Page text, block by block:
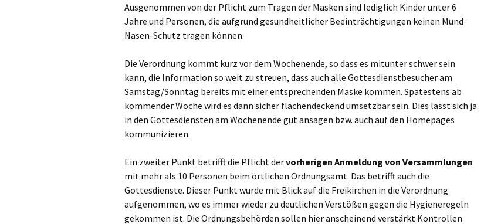
Links Hedwigsforum (ext. Link)
Ev. Kirche Griesheim (ext.
Link)
St. Gallus (ext. Link)
Haus am Dom (ext. Link)
Dompfarrei St.
Bartholomäus (ext. Link)
Messdienerplan
Oekum. Kirchentag 2021
PGR-Wahl 2019 PGR – Wahl 2015
Limburg
Stadtkirchenforum
Stellenausschreibungen
Trauung Hilfenetz Nied-Griesheim
Spielkreise /
Eltern-Kind-Gruppe
Ministranten
Seniorenarbeit
Tauffamilien
Ausgenommen von der Pflicht zum Tragen der Masken sind lediglich Kinder unter 6
Jahre und Personen, die aufgrund gesundheitlicher Beeinträchtigungen keinen Mund-
Nasen-Schutz tragen können.
Die Verordnung kommt kurz vor dem Wochenende, so dass es mitunter schwer sein
kann, die Information so weit zu streuen, dass auch alle Gottesdienstbesucher am
Samstag/Sonntag bereits mit einer entsprechenden Maske kommen. Spätestens ab
kommender Woche wird es dann sicher flächendeckend umsetzbar sein. Dies lässt sich ja
in den Gottesdiensten am Wochenende gut ansagen bzw. auch auf den Homepages
kommunizieren.
Ein zweiter Punkt betrifft die Pflicht dervorherigen Anmeldung von Versammlungen
mit mehr als 10 Personen beim örtlichen Ordnungsamt. Das betrifft auch die
Gottesdienste. Dieser Punkt wurde mit Blick auf die Freikirchen in die Verordnung
aufgenommen, wo es immer wieder zu deutlichen Verstößen gegen die Hygieneregeln
gekommen ist. Die Ordnungsbehörden sollen hier anscheinend verstärkt Kontrollen